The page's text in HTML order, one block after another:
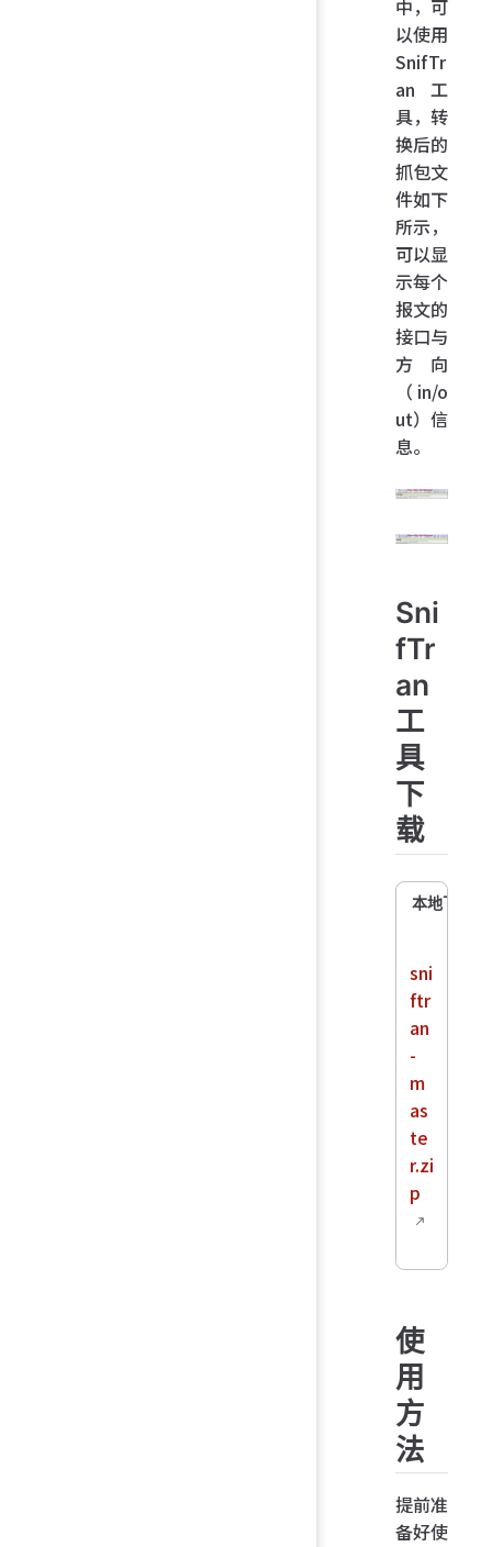
中，可
以使用
SnifTr
an 工
具，转
换后的
抓包文
件如下
所示，
可以显
示每个
报文的
接口与
方向
（in/o
ut）信
息。
Sni
fTr
an
工
具
下
载
本地下载
sni
ftr
an
-
m
as
te
r.zi
p
使
用
方
法
提前准
备好使